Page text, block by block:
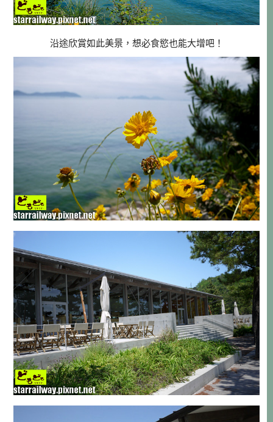
沿途欣賞如此美景，想必食慾也能大增吧！